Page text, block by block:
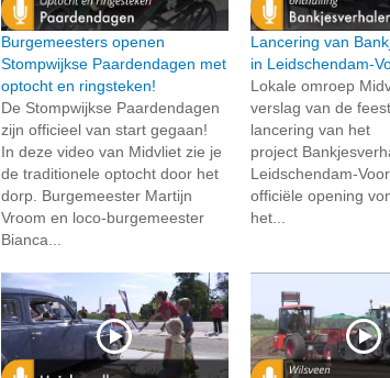
Burgemeesters openen
Stompwijkse Paardendagen met
optocht en ringsteken!
De Stompwijkse Paardendagen
zijn officieel van start gegaan!
In deze video van Midvliet zie je
de traditionele optocht door het
dorp. Burgemeester Martijn
Vroom en loco-burgemeester
Bianca...
Lancering van
in Leidschendam-
Lokale omroep
verslag van de
lancering van het
project
Leidschendam-
officiële opening
het...